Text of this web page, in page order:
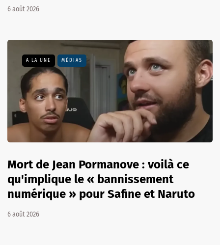
6 août 2026
A LA UNE MÉDIAS
Mort de Jean Pormanove : voilà ce
qu'implique le « bannissement
numérique » pour Safine et Naruto
6 août 2026